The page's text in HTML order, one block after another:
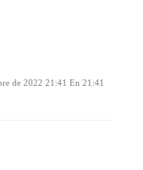
de 2022 21:41 En 21:41